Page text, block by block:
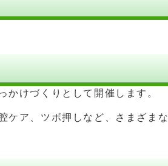
かけづくりとして開催します。
ケア、ツボ押しなど、さまざま